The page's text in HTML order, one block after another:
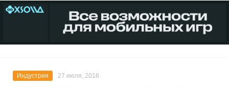
Индустрия 27 июля, 2018